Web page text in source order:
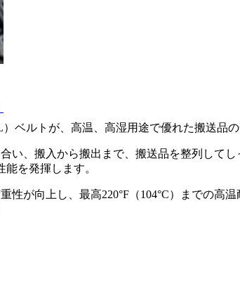
ベルトが、高温、高湿用途で優れた搬送品の
、搬入から搬出まで、搬送品を整列して
を発揮します。
が向上し、最高220°F（104°C）までの高温